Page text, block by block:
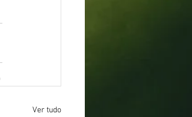
Ver tudo